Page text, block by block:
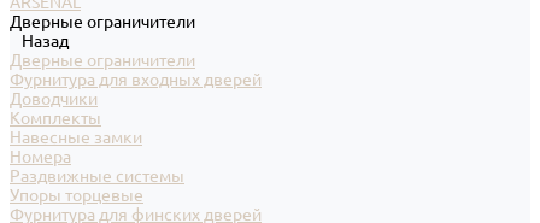
Дверные ограничители
Назад
Дверные ограничители
Фурнитура для входных дверей
Доводчики
Комплекты
Навесные замки
Номера
Раздвижные системы
Упоры торцевые
Фурнитура для финских дверей